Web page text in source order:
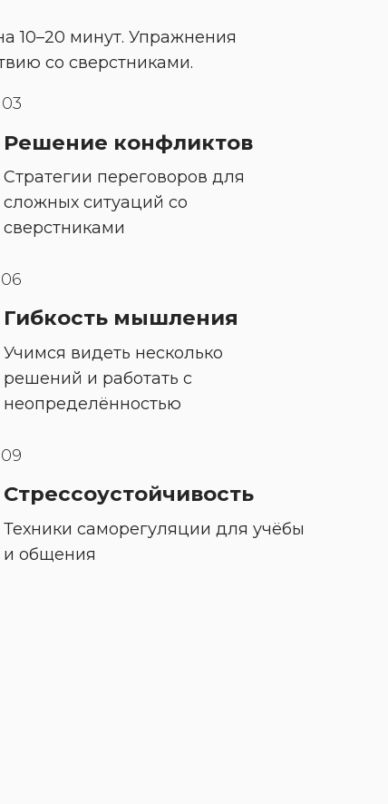
10–20 минут. Упражнения
со сверстниками.
03
Решение конфликтов
Стратегии переговоров для
сложных ситуаций со
сверстниками
06
Гибкость мышления
Учимся видеть несколько
решений и работать с
неопределённостью
09
Стрессоустойчивость
Техники саморегуляции для учёбы
и общения